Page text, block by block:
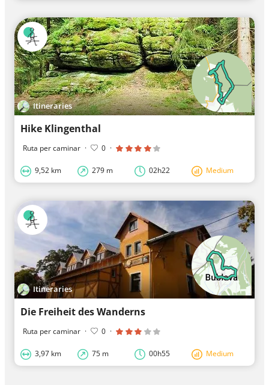
Itineraries
Hike Klingenthal
Ruta per caminar · 0 ·
9,52 km 279 m 02h22 Medium
Itineraries
Die Freiheit des Wanderns
Ruta per caminar · 0 ·
3,97 km 75 m 00h55 Medium